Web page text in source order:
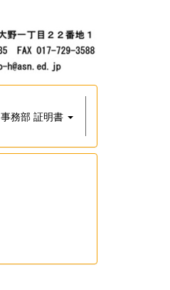
事務部 証明書